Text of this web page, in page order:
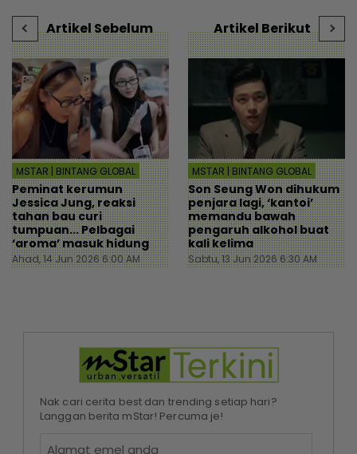
Artikel Sebelum
MSTAR | BINTANG GLOBAL
Peminat kerumun
Jessica Jung, reaksi
tahan bau curi
tumpuan... Pelbagai
‘aroma’ masuk hidung
Ahad, 14 Jun 2026 6:00 AM
Artikel Berikut
MSTAR | BINTANG GLOBAL
Son Seung Won dihukum
penjara lagi, ‘kantoi’
memandu bawah
pengaruh alkohol buat
kali kelima
Sabtu, 13 Jun 2026 6:30 AM
Nak cari cerita best dan trending setiap hari?
Langgan berita mStar! Percuma je!